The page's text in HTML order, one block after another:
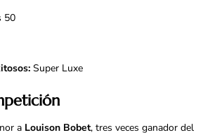
50
Super Luxe
a Louison Bobet, tres veces ganador del